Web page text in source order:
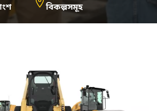
বিকল্পসমূহ